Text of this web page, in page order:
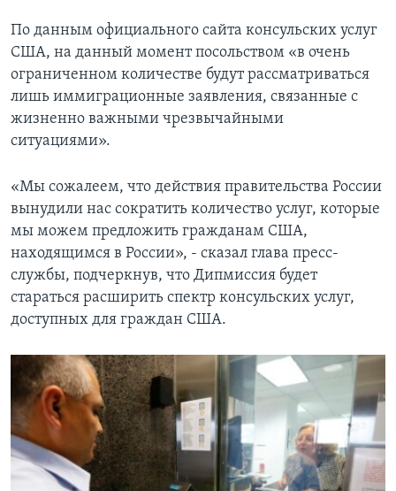
По данным официального сайта консульских услуг
США, на данный момент посольством «в очень
ограниченном количестве будут рассматриваться
лишь иммиграционные заявления, связанные с
жизненно важными чрезвычайными
ситуациями».
«Мы сожалеем, что действия правительства России
вынудили нас сократить количество услуг, которые
мы можем предложить гражданам США,
находящимся в России», - сказал глава пресс-
службы, подчеркнув, что Дипмиссия будет
стараться расширить спектр консульских услуг,
доступных для граждан США.